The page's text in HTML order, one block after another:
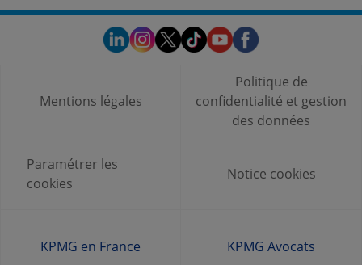
Mentions légales
Politique de
confidentialité et gestion
des données
Paramétrer les
cookies
Notice cookies
KPMG en France KPMG Avocats